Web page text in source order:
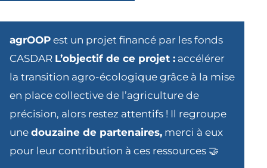
agrOOP est un projet financé par les fonds
CASDAR L’objectif de ce projet : accélérer
la transition agro-écologique grâce à la mise
en place collective de l’agriculture de
précision, alors restez attentifs ! Il regroupe
une douzaine de partenaires, merci à eux
pour leur contribution à ces ressources 🤝